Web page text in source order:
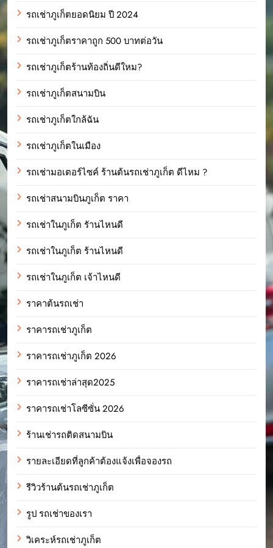
รถเช่าภูเก็ตยอดนิยม ปี 2024
รถเช่าภูเก็ตราคาถูก 500 บาทต่อวัน
รถเช่าภูเก็ตร้านท้องถิ่นดีใหม?
รถเช่าภูเก็ตสนามบิน
รถเช่าภูเก็ตใกล้ฉัน
รถเช่าภูเก็ตในเมือง
รถเช่ามอเตอร์ไซค์ ร้านต้นรถเช่าภูเก็ต ดีไหม ?
รถเช่าสนามบินภูเก็ต ราคา
รถเช่าในภูเก็ต รัานไหนดี
รถเช่าในภูเก็ต ร้านไหนดี
รถเช่าในภูเก็ต เจ้าไหนดี
ราคาต้นรถเช่า
ราคารถเช่าภูเก็ต
ราคารถเช่าภูเก็ต 2026
ราคารถเช่าล่าสุด2025
ราคารถเช่าโลซีซั่น 2026
ร้านเช่ารถติดสนามบิน
รายละเอียดที่ลูกค้าต้องแจ้งเพื่อจองรถ
รีวิวร้านต้นรถเช่าภูเก็ต
รูป รถเช่าของเรา
วิเคระห์รถเช่าภูเก็ต